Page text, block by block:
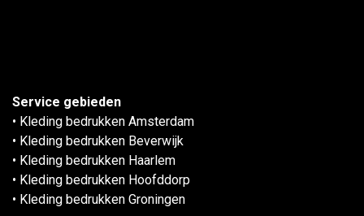
Service gebieden
• Kled​ing bedrukken Amsterdam​
• Kleding bedrukken Beverwijk
• Kleding bedrukken Haarlem
• Kleding bedrukken Hoofddorp
• Kleding bedrukken Groningen